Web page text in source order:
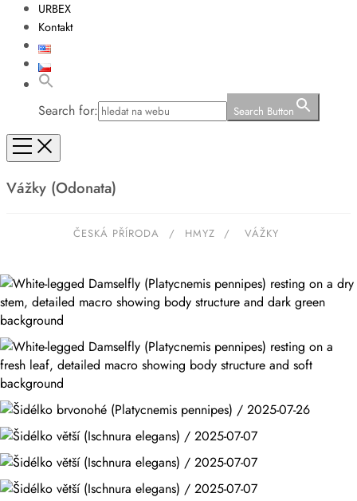
URBEX
Kontakt
Search for: Search Button
Vážky (Odonata)
ČESKÁ PŘÍRODA / HMYZ / VÁŽKY